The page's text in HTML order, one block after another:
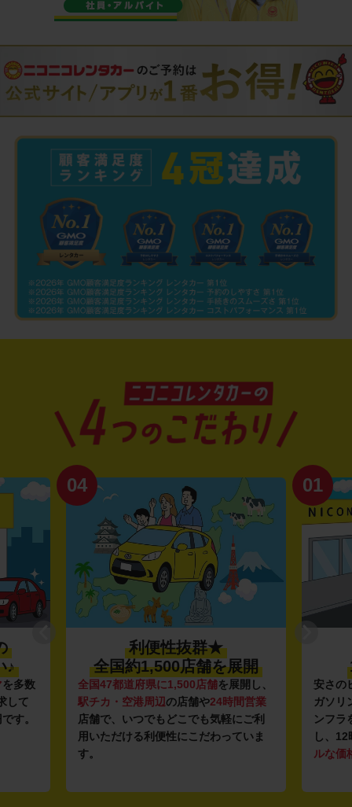
♪
を多数
して
す。
04
利便性抜群★
全国約1,500店舗を展開
全国47都道府県に1,500店舗を展開し、
駅チカ・空港周辺 の店舗や24時間営業
店舗で、いつでもどこでも気軽にご利
用いただける利便性にこだわっていま
す。
01
安さの
ガソリ
ンフラ
し、
ルな価